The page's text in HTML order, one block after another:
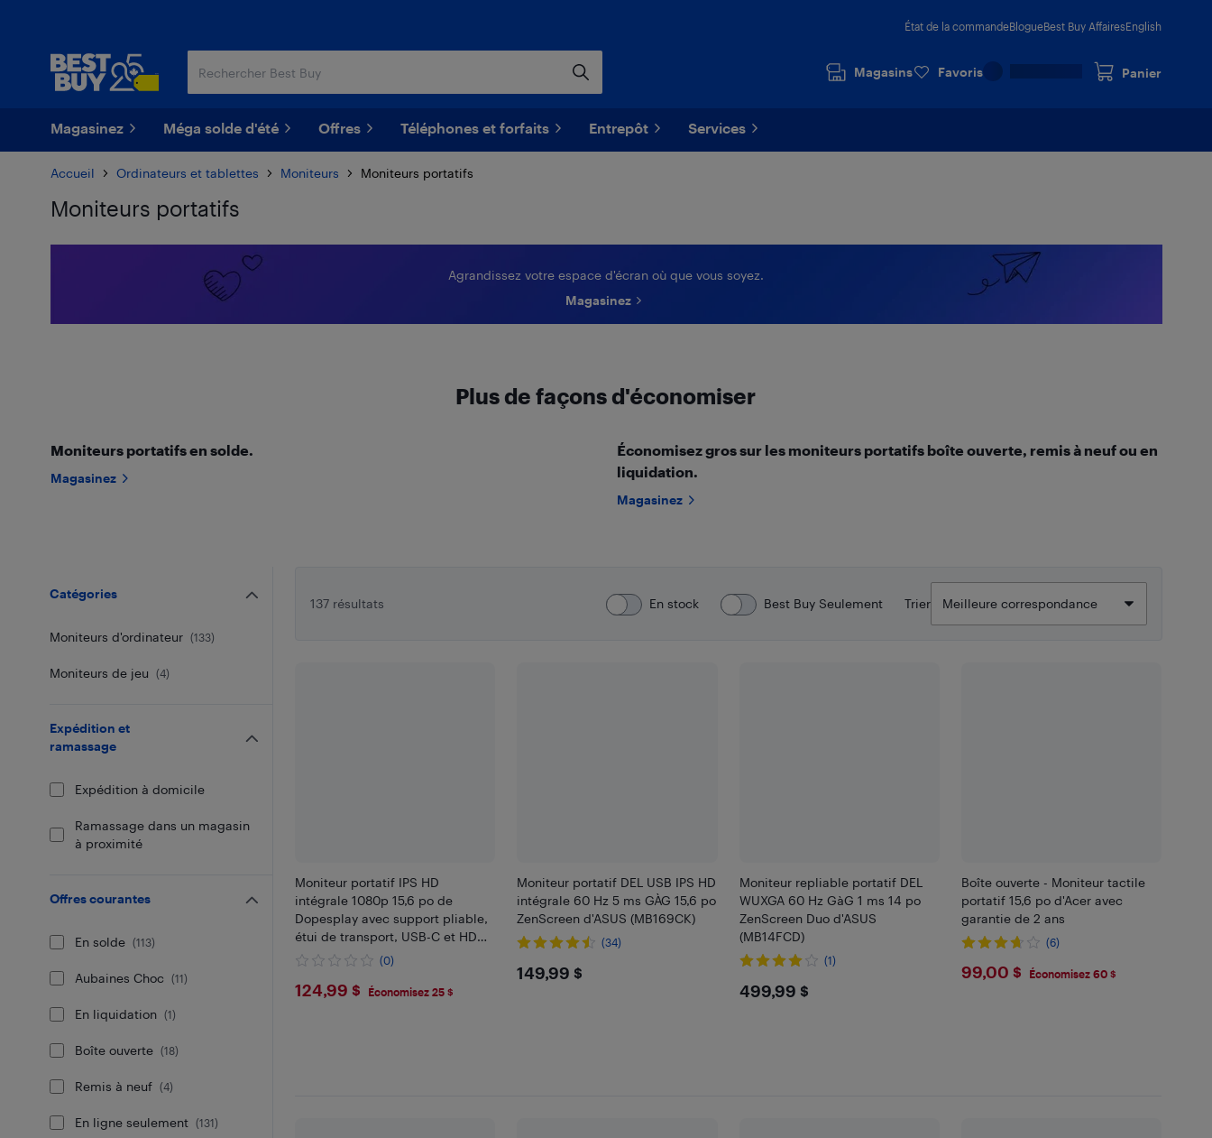
État de la commandeBlogueBest Buy AffairesEnglish
Magasins Favoris Panier
Magasinez Méga solde d'été Offres Téléphones et forfaits Entrepôt Services
Accueil Ordinateurs et tablettes Moniteurs Moniteurs portatifs
Moniteurs portatifs
Agrandissez votre espace d'écran où que vous soyez.
Magasinez
Plus de façons d'économiser
Moniteurs portatifs en solde.
Magasinez
Économisez gros sur les moniteurs portatifs boîte ouverte, remis à neuf ou en
liquidation.
Magasinez
137 résultats En stock Best Buy Seulement Trier
Moniteur portatif IPS HD
intégrale 1080p 15,6 po de
Dopesplay avec support pliable,
étui de transport, USB-C et HDMI
pour portable, Mac, PC,
Switch
(0)
$124.99
124,99 $ Économisez 25 $
Moniteur portatif DEL USB IPS HD
intégrale 60 Hz 5 ms GÀG 15,6 po
ZenScreen d'ASUS (MB169CK)
(34)
$149.99
149,99 $
Moniteur repliable portatif DEL
WUXGA 60 Hz GàG 1 ms 14 po
ZenScreen Duo d'ASUS
(MB14FCD)
(1)
$499.99
499,99 $
Boîte ouverte - Moniteur tactile
portatif 15,6 po d'Acer avec
garantie de 2 ans
(6)
$99
99,00 $ Économisez 60 $
Catégories
Moniteurs d'ordinateur (133)
Moniteurs de jeu (4)
Expédition et
ramassage
Expédition à domicile
Ramassage dans un magasin
à proximité
Offres courantes
En solde (113)
Aubaines Choc (11)
En liquidation (1)
Boîte ouverte (18)
Remis à neuf (4)
En ligne seulement (131)